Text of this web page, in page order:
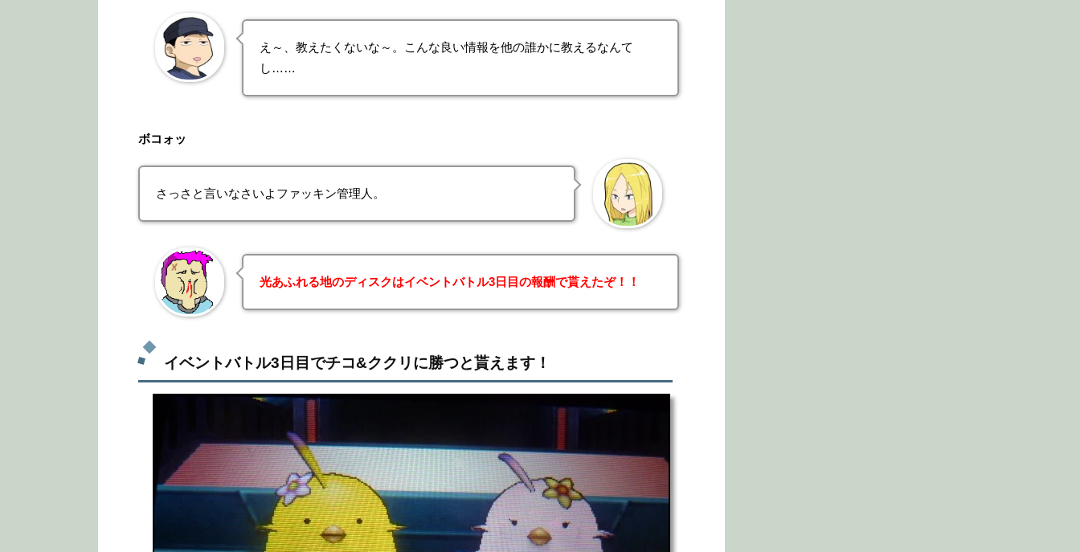
え～、教えたくないな～。こんな良い情報を他の誰かに教えるなんて
し……
ボコォッ
さっさと言いなさいよファッキン管理人。
光あふれる地のディスクはイベントバトル3日目の報酬で貰えたぞ！！
イベントバトル3日目でチコ&ククリに勝つと貰えます！